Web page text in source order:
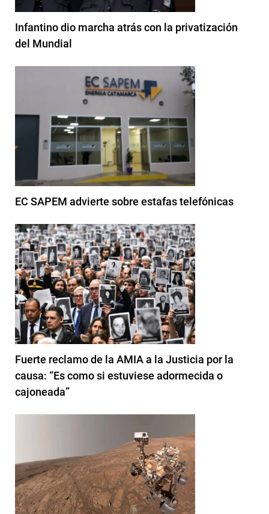
Infantino dio marcha atrás con la privatización
del Mundial
EC SAPEM advierte sobre estafas telefónicas
Fuerte reclamo de la AMIA a la Justicia por la
causa: “Es como si estuviese adormecida o
cajoneada”